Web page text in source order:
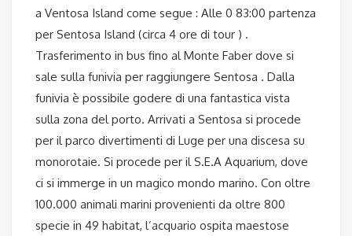
a Ventosa Island come segue : Alle 0 83:00 partenza
per Sentosa Island (circa 4 ore di tour ) .
Trasferimento in bus fino al Monte Faber dove si
sale sulla funivia per raggiungere Sentosa . Dalla
funivia è possibile godere di una fantastica vista
sulla zona del porto. Arrivati a Sentosa si procede
per il parco divertimenti di Luge per una discesa su
monorotaie. Si procede per il S.E.A Aquarium, dove
ci si immerge in un magico mondo marino. Con oltre
100.000 animali marini provenienti da oltre 800
specie in 49 habitat, l’acquario ospita maestose